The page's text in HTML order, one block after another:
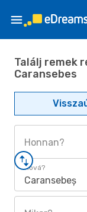
Találj remek
Caransebes
Honnan?
Hová?
Caransebeș